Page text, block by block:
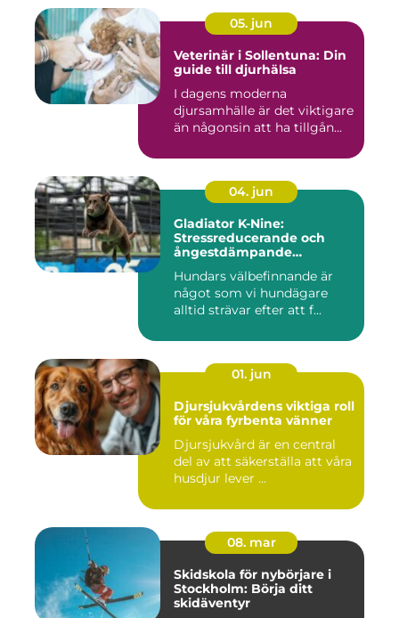
05. jun
Veterinär i Sollentuna: Din
guide till djurhälsa
I dagens moderna
djursamhälle är det viktigare
än någonsin att ha tillgån...
04. jun
Gladiator K-Nine:
Stressreducerande och
ångestdämpande
Hundars välbefinnande är
något som vi hundägare
alltid strävar efter att f...
01. jun
Djursjukvårdens viktiga roll
för våra fyrbenta vänner
Djursjukvård är en central
del av att säkerställa att våra
husdjur lever ...
08. mar
Skidskola för nybörjare i
Stockholm: Börja ditt
skidäventyr